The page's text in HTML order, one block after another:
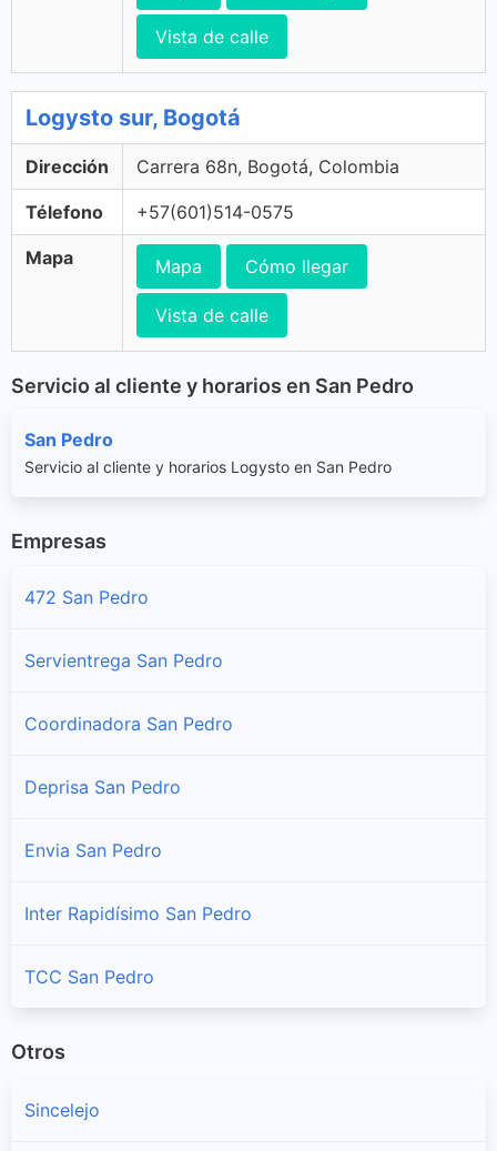
Vista de calle
Logysto sur, Bogotá
Dirección Carrera 68n, Bogotá, Colombia
Télefono +57(601)514-0575
Mapa Mapa Cómo llegar
Vista de calle
Servicio al cliente y horarios en San Pedro
San Pedro
Servicio al cliente y horarios Logysto en San Pedro
Empresas
472 San Pedro
Servientrega San Pedro
Coordinadora San Pedro
Deprisa San Pedro
Envia San Pedro
Inter Rapidísimo San Pedro
TCC San Pedro
Otros
Sincelejo